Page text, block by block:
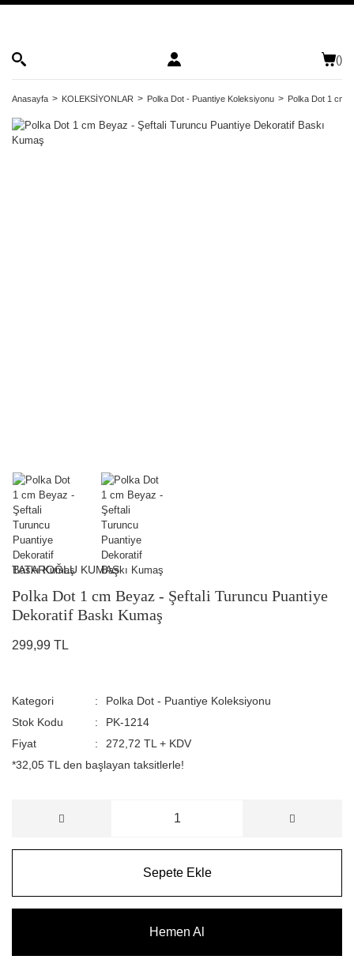
()
Anasayfa KOLEKSİYONLAR Polka Dot - Puantiye Koleksiyonu Polka Dot 1 cm
TATAROĞLU KUMAŞ
Polka Dot 1 cm Beyaz - Şeftali Turuncu Puantiye
Dekoratif Baskı Kumaş
299,99 TL
Kategori
Polka Dot - Puantiye Koleksiyonu
Stok Kodu
PK-1214
Fiyat
272,72 TL + KDV
*32,05 TL den başlayan taksitlerle!
Sepete Ekle
Hemen Al